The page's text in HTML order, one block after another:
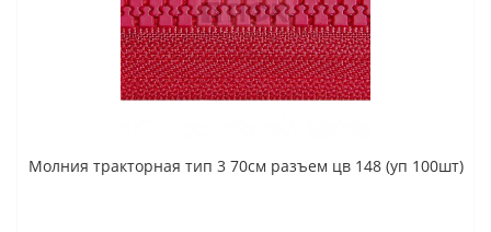
Молния тракторная тип 3 70см разъем цв 148 (уп 100шт)